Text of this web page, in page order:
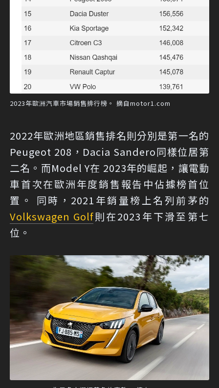
2023年歐洲汽車市場銷售排行榜。 摘自motor1.com
2022年歐洲地區銷售排名則分別是第一名的
Peugeot 208，Dacia Sandero同樣位居第
二名。而Model Y在 2023年的崛起，讓電動
車首次在歐洲年度銷售報告中佔據榜首位
置。 同時，2021年銷量榜上名列前茅的
Volkswagen Golf則在2023年下滑至第七
位。